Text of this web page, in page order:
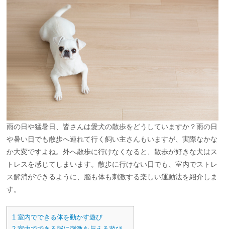
雨の日や猛暑日、皆さんは愛犬の散歩をどうしていますか？雨の日
や暑い日でも散歩へ連れて行く飼い主さんもいますが、実際なかな
か大変ですよね。外へ散歩に行けなくなると、散歩が好きな犬はス
トレスを感じてしまいます。散歩に行けない日でも、室内でストレ
ス解消ができるように、脳も体も刺激する楽しい運動法を紹介しま
す。
1 室内でできる体を動かす遊び